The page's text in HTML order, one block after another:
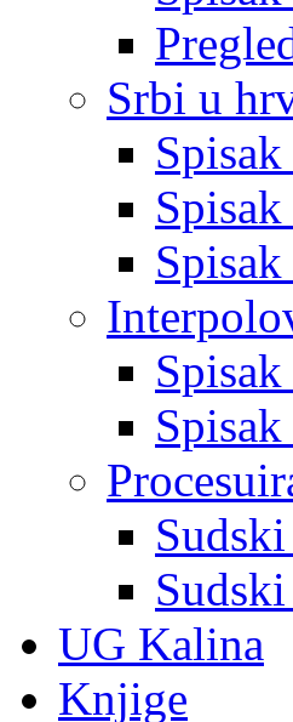
Srbi u
UG Kalina
Knjige